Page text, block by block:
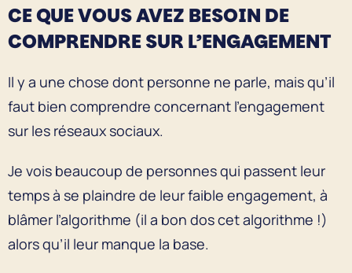
CE QUE VOUS AVEZ BESOIN DE
COMPRENDRE SUR L’ENGAGEMENT
Il y a une chose dont personne ne parle, mais qu’il
faut bien comprendre concernant l’engagement
sur les réseaux sociaux.
Je vois beaucoup de personnes qui passent leur
temps à se plaindre de leur faible engagement, à
blâmer l’algorithme (il a bon dos cet algorithme !)
alors qu’il leur manque la base.